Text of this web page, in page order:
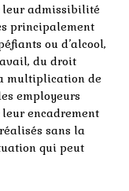
leur admissibilité
principalement
ou d’alcool,
du droit
multiplication de
employeurs
encadrement
sans la
qui peut